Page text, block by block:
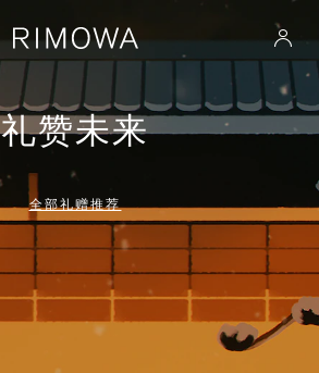
礼赞未来
全部礼赠推荐